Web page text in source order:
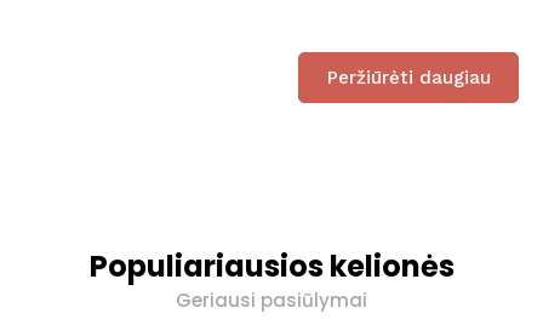
Peržiūrėti daugiau
Populiariausios kelionės
Geriausi pasiūlymai